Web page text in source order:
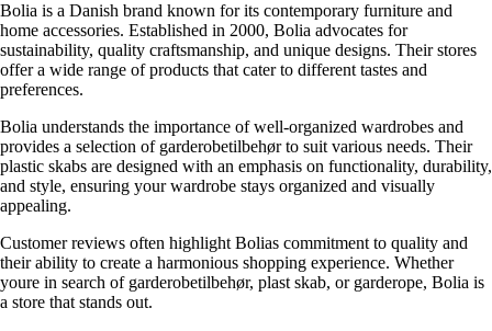
Bolia is a Danish brand known for its contemporary furniture and
home accessories. Established in 2000, Bolia advocates for
sustainability, quality craftsmanship, and unique designs. Their stores
offer a wide range of products that cater to different tastes and
preferences.
Bolia understands the importance of well-organized wardrobes and
provides a selection of garderobetilbehør to suit various needs. Their
plastic skabs are designed with an emphasis on functionality, durability,
and style, ensuring your wardrobe stays organized and visually
appealing.
Customer reviews often highlight Bolias commitment to quality and
their ability to create a harmonious shopping experience. Whether
youre in search of garderobetilbehør, plast skab, or garderope, Bolia is
a store that stands out.